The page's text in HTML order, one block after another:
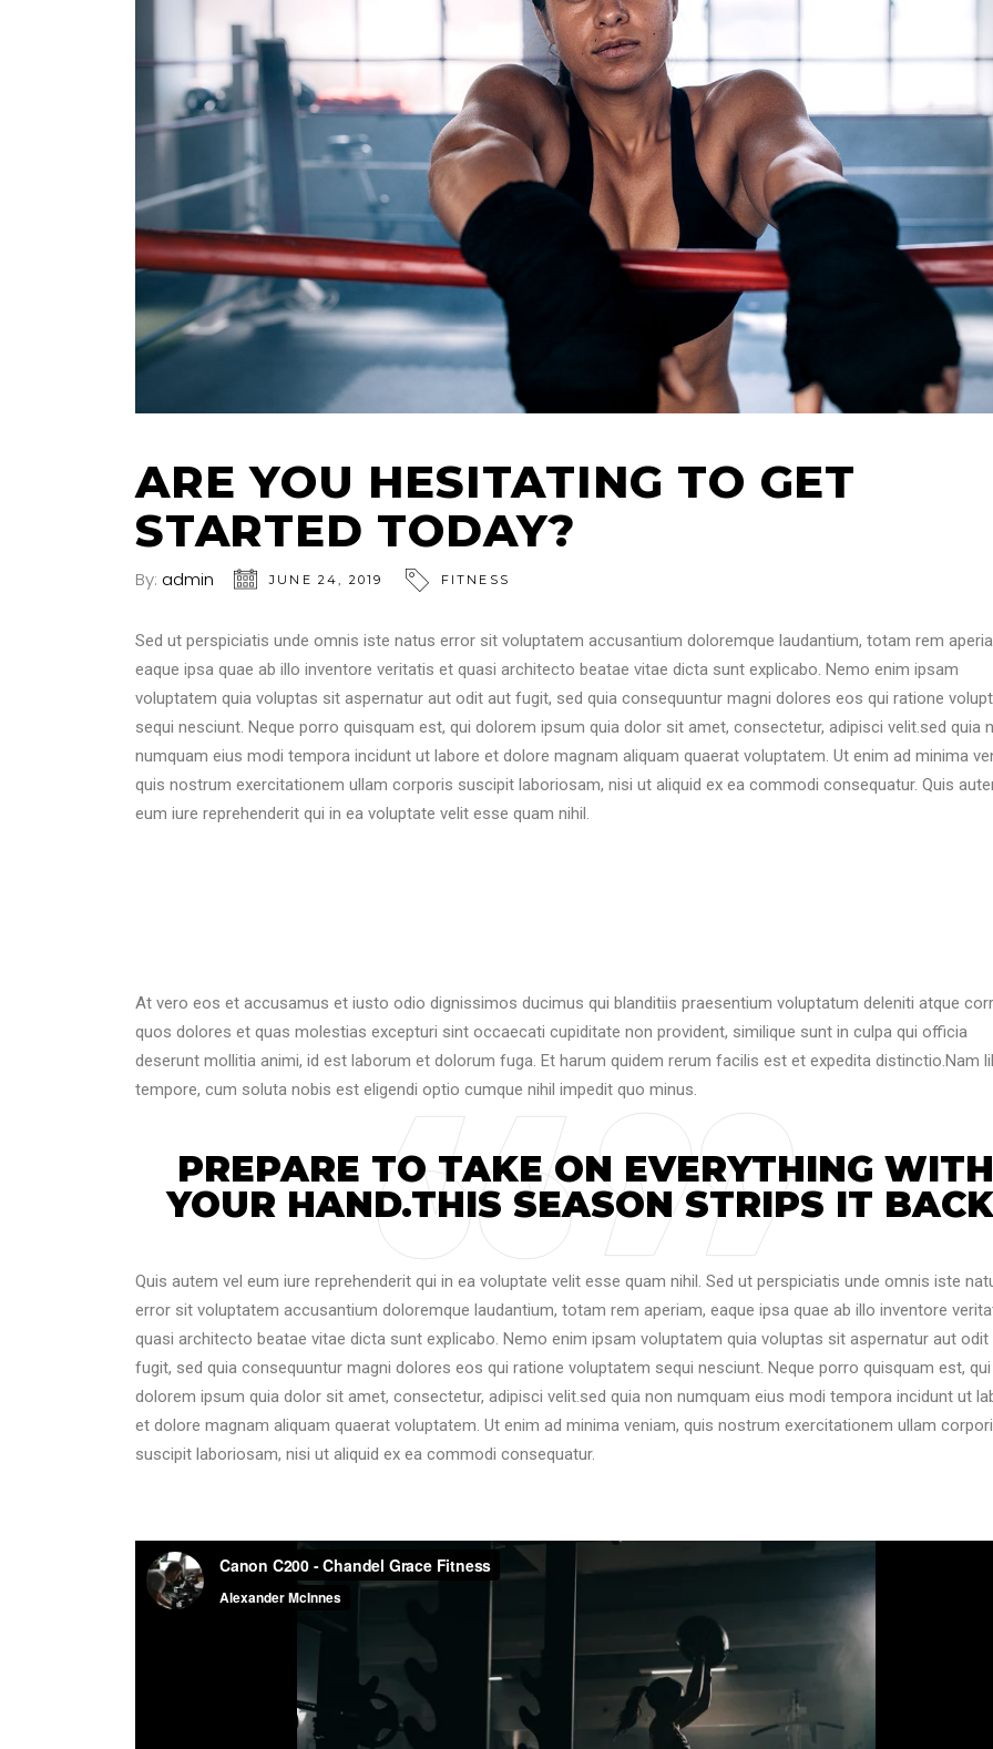
ARE YOU HESITATING TO GET
STARTED TODAY?
By: admin JUNE 24, 2019 FITNESS
Sed ut perspiciatis unde omnis iste natus error sit voluptatem accusantium doloremque laudantium, totam rem
eaque ipsa quae ab illo inventore veritatis et quasi architecto beatae vitae dicta sunt explicabo. Nemo enim ipsam
voluptatem quia voluptas sit aspernatur aut odit aut fugit, sed quia consequuntur magni dolores eos qui ratione
sequi nesciunt. Neque porro quisquam est, qui dolorem ipsum quia dolor sit amet, consectetur, adipisci velit.sed quia
numquam eius modi tempora incidunt ut labore et dolore magnam aliquam quaerat voluptatem. Ut enim ad minima
quis nostrum exercitationem ullam corporis suscipit laboriosam, nisi ut aliquid ex ea commodi consequatur. Quis
eum iure reprehenderit qui in ea voluptate velit esse quam nihil.
At vero eos et accusamus et iusto odio dignissimos ducimus qui blanditiis praesentium voluptatum deleniti atque
quos dolores et quas molestias excepturi sint occaecati cupiditate non provident, similique sunt in culpa qui officia
deserunt mollitia animi, id est laborum et dolorum fuga. Et harum quidem rerum facilis est et expedita distinctio.Nam
tempore, cum soluta nobis est eligendi optio cumque nihil impedit quo minus.
PREPARE TO TAKE ON EVERYTHING WITH
YOUR HAND.THIS SEASON STRIPS IT
Quis autem vel eum iure reprehenderit qui in ea voluptate velit esse quam nihil. Sed ut perspiciatis unde omnis iste
error sit voluptatem accusantium doloremque laudantium, totam rem aperiam, eaque ipsa quae ab illo inventore
quasi architecto beatae vitae dicta sunt explicabo. Nemo enim ipsam voluptatem quia voluptas sit aspernatur aut odit
fugit, sed quia consequuntur magni dolores eos qui ratione voluptatem sequi nesciunt. Neque porro quisquam est, qui
dolorem ipsum quia dolor sit amet, consectetur, adipisci velit.sed quia non numquam eius modi tempora incidunt ut
et dolore magnam aliquam quaerat voluptatem. Ut enim ad minima veniam, quis nostrum exercitationem ullam
suscipit laboriosam, nisi ut aliquid ex ea commodi consequatur.